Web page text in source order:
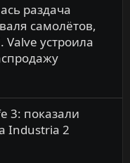
раздача
самолётов,
устроила
3: показали
Industria 2